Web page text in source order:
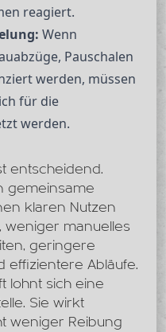
reagiert.
Wenn
Pauschalen
werden, müssen
für die
werden.
entscheidend.
gemeinsame
klaren Nutzen
weniger manuelles
geringere
effizientere Abläufe.
lohnt sich eine
Sie wirkt
weniger Reibung